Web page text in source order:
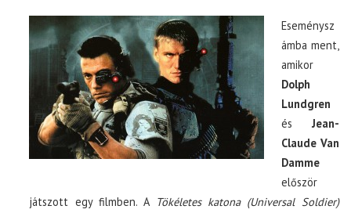
Eseménysz
ámba ment,
amikor
Dolph
Lundgren
és Jean-
Claude Van
Damme
először
játszott egy filmben. A Tökéletes katona (Universal Soldier)